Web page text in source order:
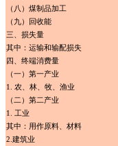
（八）煤制品加工
（九）回收能
三、损失量
其中：运输和输配损失
四、终端消费量
（一）第一产业
1. 农、林、牧、渔业
（二）第二产业
1. 工业
其中：用作原料、材料
2.建筑业